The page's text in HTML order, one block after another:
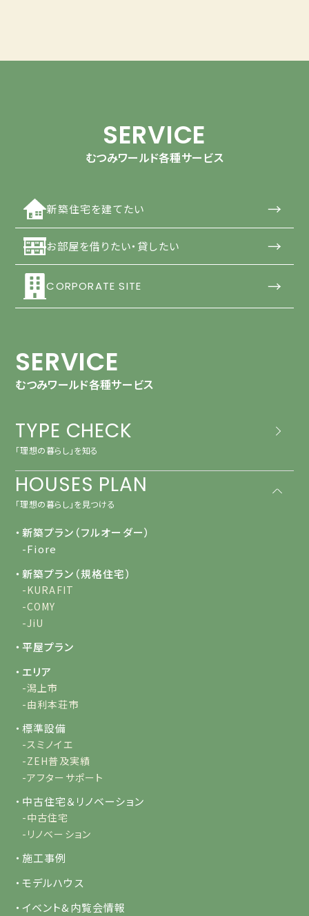
SERVICE
むつみワールド各種サービス
新築住宅を建てたい →
お部屋を借りたい・貸したい →
CORPORATE SITE →
SERVICE
むつみワールド各種サービス
TYPE CHECK
「理想の暮らし」を知る
HOUSES PLAN
「理想の暮らし」を見つける
・新築プラン（フルオーダー）
-Fiore
・新築プラン（規格住宅）
-KURAFIT
-COMY
-JiU
・平屋プラン
・エリア
-潟上市
-由利本荘市
・標準設備
-スミノイエ
-ZEH普及実績
-アフターサポート
・中古住宅＆リノベーション
-中古住宅
-リノベーション
・施工事例
・モデルハウス
・イベント&内覧会情報